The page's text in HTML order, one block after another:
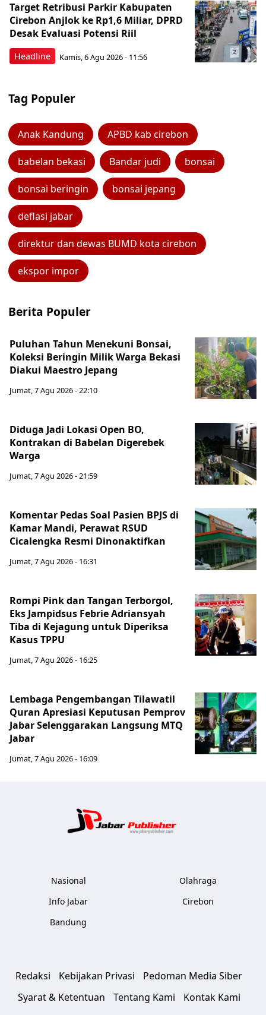
Headline
Target Retribusi Parkir Kabupaten
Cirebon Anjlok ke Rp1,6 Miliar, DPRD
Desak Evaluasi Potensi Riil
Kamis, 6 Agu 2026 - 11:56
Tag Populer
Anak Kandung APBD kab cirebon
babelan bekasi Bandar judi bonsai
bonsai beringin bonsai jepang
deflasi jabar
direktur dan dewas BUMD kota cirebon
ekspor impor
Berita Populer
Puluhan Tahun Menekuni Bonsai,
Koleksi Beringin Milik Warga Bekasi
Diakui Maestro Jepang
Jumat, 7 Agu 2026 - 22:10
Diduga Jadi Lokasi Open BO,
Kontrakan di Babelan Digerebek
Warga
Jumat, 7 Agu 2026 - 21:59
Komentar Pedas Soal Pasien BPJS di
Kamar Mandi, Perawat RSUD
Cicalengka Resmi Dinonaktifkan
Jumat, 7 Agu 2026 - 16:31
Rompi Pink dan Tangan Terborgol,
Eks Jampidsus Febrie Adriansyah
Tiba di Kejagung untuk Diperiksa
Kasus TPPU
Jumat, 7 Agu 2026 - 16:25
Lembaga Pengembangan Tilawatil
Quran Apresiasi Keputusan Pemprov
Jabar Selenggarakan Langsung MTQ
Jabar
Jumat, 7 Agu 2026 - 16:09
Nasional
Info Jabar
Bandung
Olahraga
Cirebon
Redaksi Kebijakan Privasi
Pedoman Media Siber
Syarat & Ketentuan
Tentang Kami
Kontak Kami